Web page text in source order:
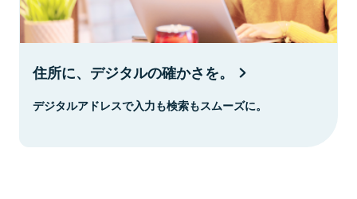
住所に、デジタルの確かさを。
デジタルアドレスで入力も検索もスムーズに。